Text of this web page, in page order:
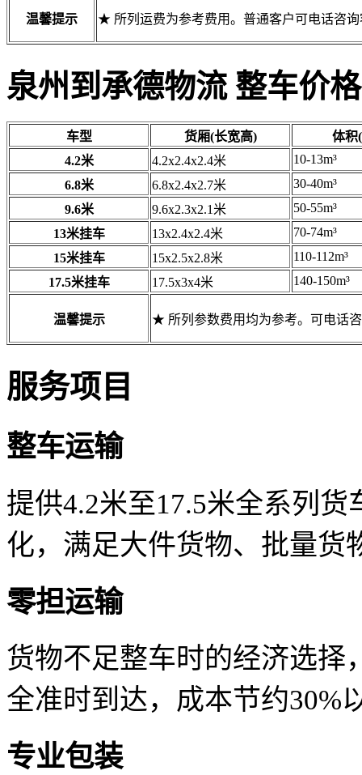
温馨提示 ★ 所列运费为参考费用。普通客户可电话咨
泉州到承德物流 整车价格
车型 货厢(长宽高)
体积
4.2米
4.2x2.4x2.4米
10-13m³
6.8米
6.8x2.4x2.7米
30-40m³
9.6米
9.6x2.3x2.1米
50-55m³
13米挂车
13x2.4x2.4米
70-74m³
15米挂车
15x2.5x2.8米
110-112m³
17.5米挂车
17.5x3x4米 140-150m³
温馨提示 ★ 所列参数费用均为参考。可电话
服务项目
整车运输
提供4.2米至17.5米全系列
化，满足大件货物、批量货
零担运输
货物不足整车时的经济选择
全准时到达，成本节约30%
专业包装